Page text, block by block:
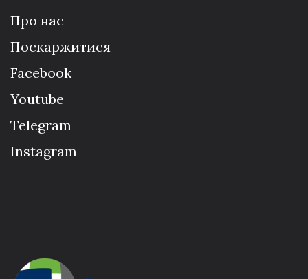
Про нас
Поскаржитися
Facebook
Youtube
Telegram
Instagram